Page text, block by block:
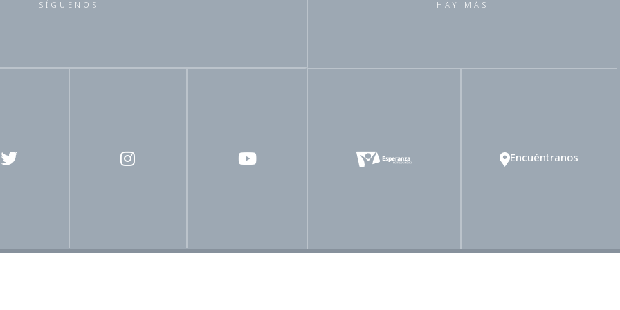
SÍGUENOS HAY MÁS
Encuéntranos